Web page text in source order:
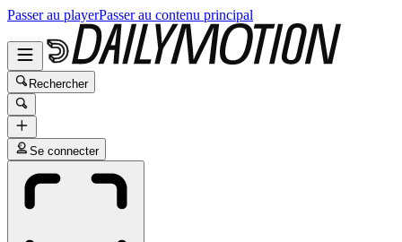
Passer au playerPasser au contenu principal
Rechercher
Se connecter